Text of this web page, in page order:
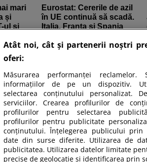
mari
și
ul și
Eurostat: Cererile de azil
în UE continuă să scadă.
Italia, Franța și Spania
și
Atât noi, cât și partenerii noștri
oferi:
Măsurarea performanței reclamelor.
informațiilor de pe un dispozitiv.
selectarea conținutului personalizat.
serviciilor. Crearea profilurilor de
profilurilor pentru selectarea
profilurilor pentru publicitate
conținutului. Înțelegerea publicului
date din surse diferite. Utilizarea de
publicitatea. Utilizarea datelor limitate
precise de geolocație și identificarea prin